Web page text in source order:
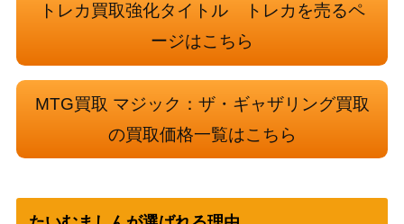
棲処）
絶え間ない飢餓、ウラモグ/Ulamog, th
（戦乱のゼ
ー）
1,300
Wizards
トレカ買取強化タイトル トレカを売るペ
ージはこちら
MTG買取 マジック：ザ・ギャザリング買取
の買取価格一覧はこちら